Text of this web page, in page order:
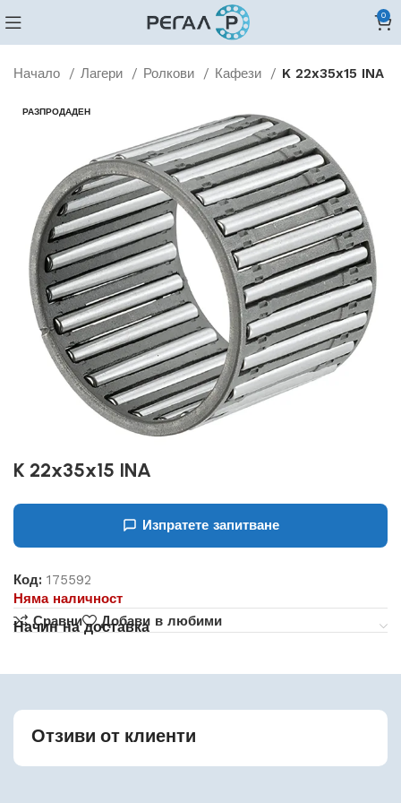
0
Начало Лагери Ролкови Кафези K 22x35x15 INA
РАЗПРОДАДЕН
K 22x35x15 INA
Изпратете запитване
Код:175592
Няма наличност
Сравни
Добави в любими
Начин на доставка
Отзиви от клиенти